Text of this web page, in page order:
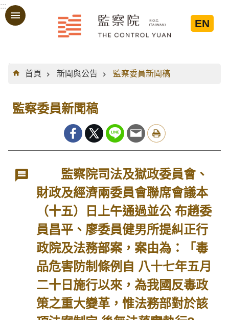
跳到主要內容區塊
:::
EN
:::
首頁
新聞與公告 監察委員新聞稿
監察委員新聞稿
監察院司法及獄政委員會、
財政及經濟兩委員會聯席會議本
（十五）日上午通過並公 布趙委
員昌平、廖委員健男所提糾正行
政院及法務部案，案由為：「毒
品危害防制條例自 八十七年五月
二十日施行以來，為我國反毒政
策之重大變革，惟法務部對於該